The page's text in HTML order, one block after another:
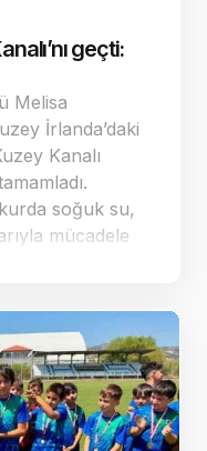
geçti:
Melisa
İrlanda’daki
Kanalı
soğuk su,
mücadele